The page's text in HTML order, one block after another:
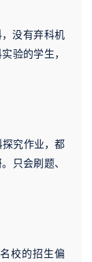
没有弃科机
验的学生，
究作业，都
只会刷题、
校的招生偏